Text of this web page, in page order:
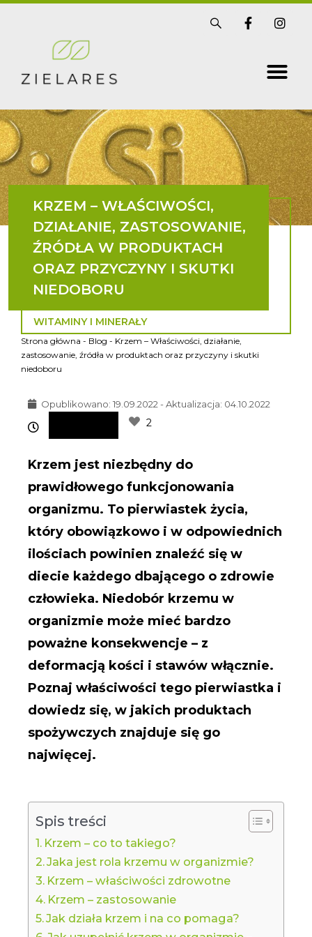
S
i
F
a
-
f
I
n
a
g
m
KRZEM – WŁAŚCIWOŚCI,
DZIAŁANIE, ZASTOSOWANIE,
ŹRÓDŁA W PRODUKTACH
ORAZ PRZYCZYNY I SKUTKI
NIEDOBORU
WITAMINY I MINERAŁY
Strona główna - Blog - Krzem – Właściwości, działanie,
zastosowanie, źródła w produktach oraz przyczyny i skutki
niedoboru
Opublikowano: 19.09.2022 - Aktualizacja: 04.10.2022
2
Krzem jest niezbędny do
prawidłowego funkcjonowania
organizmu. To pierwiastek życia,
który obowiązkowo i w odpowiednich
ilościach powinien znaleźć się w
diecie każdego dbającego o zdrowie
człowieka. Niedobór krzemu w
organizmie może mieć bardzo
poważne konsekwencje – z
deformacją kości i stawów włącznie.
Poznaj właściwości tego pierwiastka i
dowiedz się, w jakich produktach
spożywczych znajduje się go
najwięcej.
Spis treści
Krzem – co to takiego?
Jaka jest rola krzemu w organizmie?
Krzem – właściwości zdrowotne
Krzem – zastosowanie
Jak działa krzem i na co pomaga?